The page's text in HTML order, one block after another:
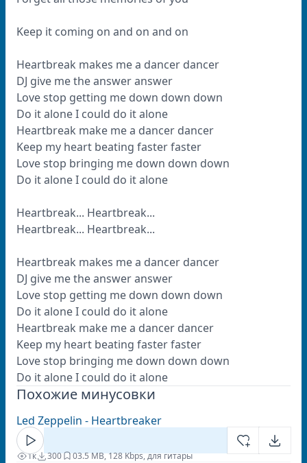
Keep it coming on and on and on
Heartbreak makes me a dancer dancer
DJ give me the answer answer
Love stop getting me down down down
Do it alone I could do it alone
Heartbreak make me a dancer dancer
Keep my heart beating faster faster
Love stop bringing me down down down
Do it alone I could do it alone
Heartbreak... Heartbreak...
Heartbreak... Heartbreak...
Heartbreak makes me a dancer dancer
DJ give me the answer answer
Love stop getting me down down down
Do it alone I could do it alone
Heartbreak make me a dancer dancer
Keep my heart beating faster faster
Love stop bringing me down down down
Do it alone I could do it alone
Похожие минусовки
Led Zeppelin - Heartbreaker
1к 300 03.5 MB, 128 Kbps, для гитары